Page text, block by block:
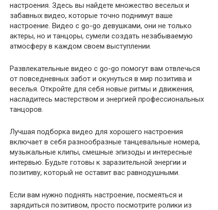
настроения. Здесь вы найдете множество веселых и
забавных видео, которые точно поднимут ваше
настроение. Видео с go-go девушками, они не только
актеры, но и танцоры, сумели создать незабываемую
атмосферу в каждом своем выступлении.
Развлекательные видео с go-go помогут вам отвлечься
от повседневных забот и окунуться в мир позитива и
веселья. Откройте для себя новые ритмы и движения,
насладитесь мастерством и энергией профессиональных
танцоров.
Лучшая подборка видео для хорошего настроения
включает в себя разнообразные танцевальные номера,
музыкальные клипы, смешные эпизоды и интересные
интервью. Будьте готовы к заразительной энергии и
позитиву, который не оставит вас равнодушными.
Если вам нужно поднять настроение, посмеяться и
зарядиться позитивом, просто посмотрите ролики из